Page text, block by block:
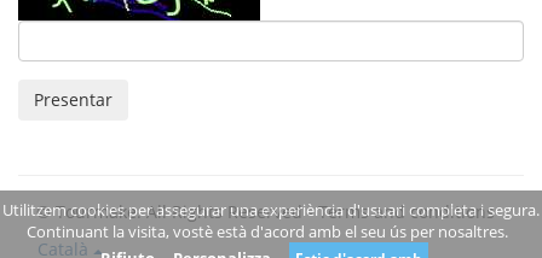
Presentar
© Tourmake. All Rights Reserved -Terms and conditions
Català
Utilitzem cookies per assegurar una experiència d'usuari completa i segura.
Continuant la visita, vostè està d'acord amb el seu ús per nosaltres.